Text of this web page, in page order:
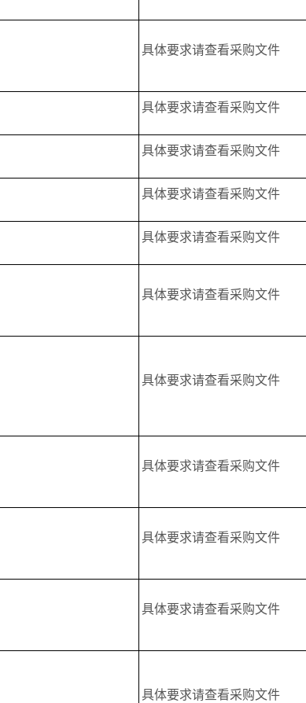
具体要求请查看采购文件
具体要求请查看采购文件
具体要求请查看采购文件
具体要求请查看采购文件
具体要求请查看采购文件
具体要求请查看采购文件
具体要求请查看采购文件
具体要求请查看采购文件
具体要求请查看采购文件
具体要求请查看采购文件
具体要求请查看采购文件